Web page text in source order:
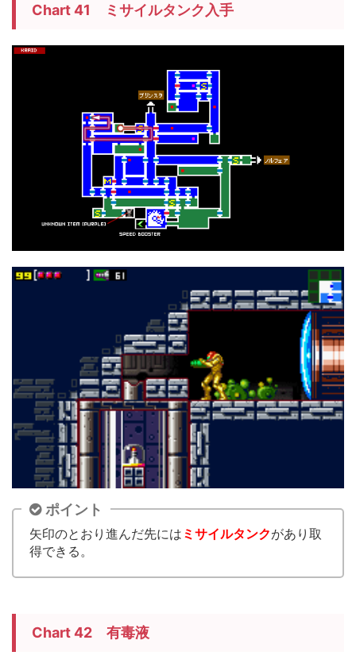
Chart 41 ミサイルタンク入手
ポイント
矢印のとおり進んだ先には ミサイルタンクがあり取
得できる。
Chart 42 有毒液